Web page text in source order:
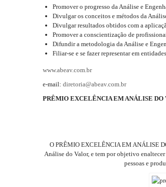
Promover o progresso da Análise e
Divulgar os conceitos e métodos da
Divulgar resultados obtidos com a
Promover a conscientização de
Difundir a metodologia da Análise e
Filiar-se e se fazer representar em
www.abeav.com.br
e-mail: diretoria@abeav.com.br
PRÊMIO EXCELÊNCIA EM ANÁLISE DO
O PRÊMIO EXCELÊNCIA EM ANÁLISE
Análise do Valor, e tem por objetivo
pessoas e